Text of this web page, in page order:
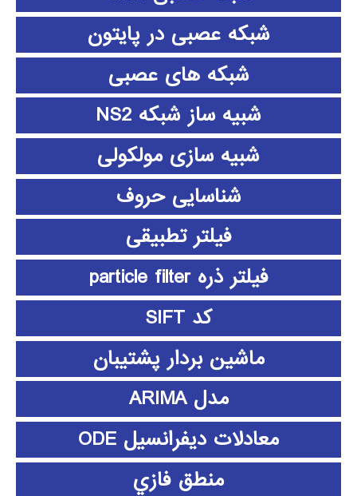
شبکه عصبی در پایتون
شبکه های عصبی
شبیه ساز شبکه NS2
شبیه سازی مولکولی
شناسایی حروف
فیلتر تطبیقی
فیلتر ذره particle filter
کد SIFT
ماشین بردار پشتیبان
مدل ARIMA
معادلات دیفرانسیل ODE
منطق فازي